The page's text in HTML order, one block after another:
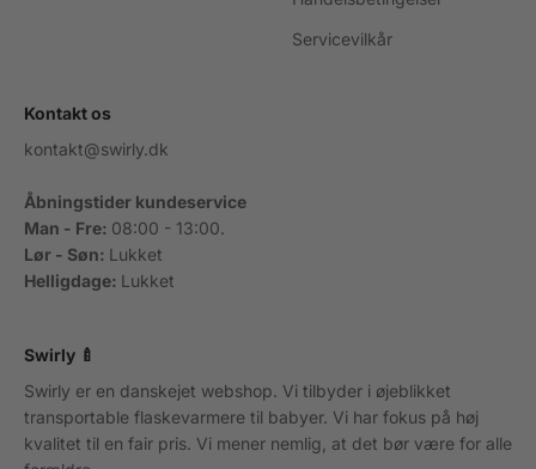
Servicevilkår
Kontakt os
kontakt@swirly.dk
Åbningstider kundeservice
Man - Fre: 08:00 - 13:00.
Lør - Søn: Lukket
Helligdage: Lukket
Swirly 🍼
Swirly er en danskejet webshop. Vi tilbyder i øjeblikket
transportable flaskevarmere til babyer. Vi har fokus på høj
kvalitet til en fair pris. Vi mener nemlig, at det bør være for alle